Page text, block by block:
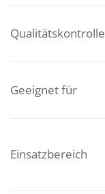
Qualitätskontrolle
Geeignet für
Einsatzbereich